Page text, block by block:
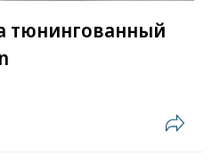
тюнингованный